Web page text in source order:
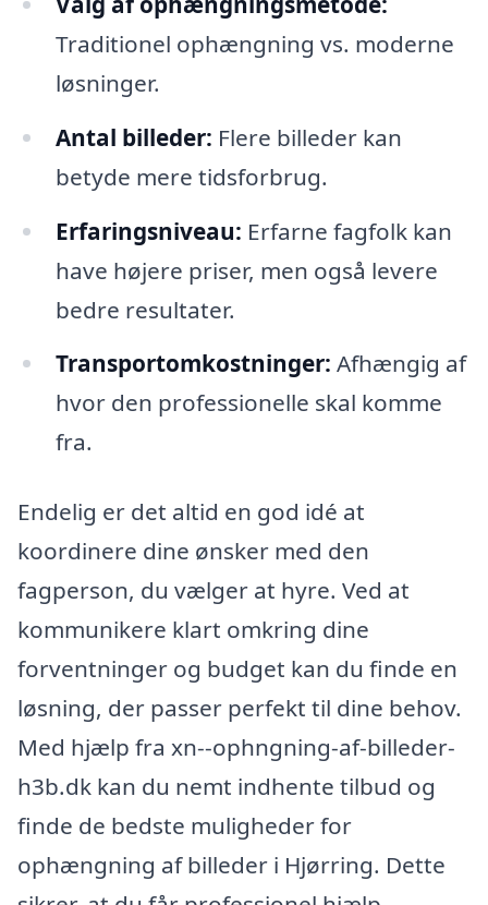
Traditionel ophængning vs. moderne
løsninger.
Antal billeder: Flere billeder kan
betyde mere tidsforbrug.
Erfaringsniveau: Erfarne fagfolk kan
have højere priser, men også levere
bedre resultater.
Transportomkostninger: Afhængig af
hvor den professionelle skal komme
fra.
Endelig er det altid en god idé at
koordinere dine ønsker med den
fagperson, du vælger at hyre. Ved at
kommunikere klart omkring dine
forventninger og budget kan du finde en
løsning, der passer perfekt til dine behov.
Med hjælp fra xn--ophngning-af-billeder-
h3b.dk kan du nemt indhente tilbud og
finde de bedste muligheder for
ophængning af billeder i Hjørring. Dette